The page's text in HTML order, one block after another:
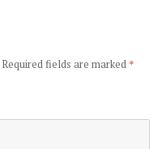
Required fields are marked *